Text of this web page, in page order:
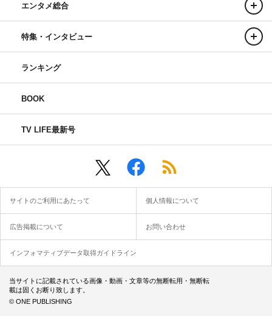
エンタメ総合
特集・インタビュー
ランキング
BOOK
TV LIFE最新号
サイトのご利用にあたって 個人情報について
広告掲載について お問い合わせ
インフォマティブデータ取得ガイドライン
当サイトに記載されている画像・動画・文章等の無断転用・無断転
載は固くお断り致します。
© ONE PUBLISHING